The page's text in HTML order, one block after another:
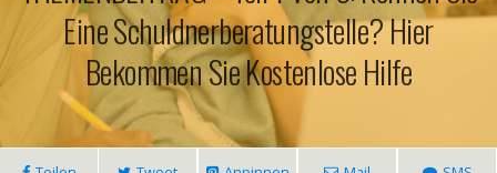
Eine Schuldnerberatungstelle? Hier
Bekommen Sie Kostenlose Hilfe